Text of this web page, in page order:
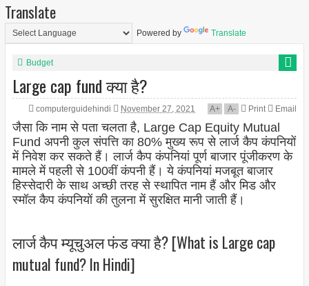
Translate
Powered by Translate
Budget
Large cap fund क्या है?
computerguidehindi November 27, 2021 A+ A- Print Email
जैसा कि नाम से पता चलता है, Large Cap Equity Mutual
Fund अपनी कुल संपत्ति का 80% मुख्य रूप से लार्ज कैप कंपनियों
में निवेश कर सकते हैं। लार्ज कैप कंपनियां पूर्ण बाजार पूंजीकरण के
मामले में पहली से 100वीं कंपनी हैं। ये कंपनियां मजबूत बाजार
हिस्सेदारी के साथ अच्छी तरह से स्थापित नाम हैं और मिड और
स्मॉल कैप कंपनियों की तुलना में सुरक्षित मानी जाती हैं।
लार्ज कैप म्यूचुअल फंड क्या है? [What is Large cap
mutual fund? In Hindi]